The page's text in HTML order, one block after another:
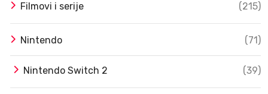
Filmovi i serije (215)
Nintendo (71)
Nintendo Switch 2 (39)